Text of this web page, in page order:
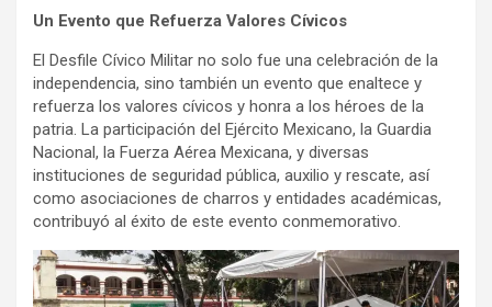
Un Evento que Refuerza Valores Cívicos
El Desfile Cívico Militar no solo fue una celebración de la
independencia, sino también un evento que enaltece y
refuerza los valores cívicos y honra a los héroes de la
patria. La participación del Ejército Mexicano, la Guardia
Nacional, la Fuerza Aérea Mexicana, y diversas
instituciones de seguridad pública, auxilio y rescate, así
como asociaciones de charros y entidades académicas,
contribuyó al éxito de este evento conmemorativo.